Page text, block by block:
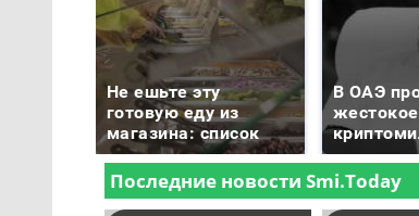
Не ешьте эту
готовую еду из
магазина: список
В ОАЭ